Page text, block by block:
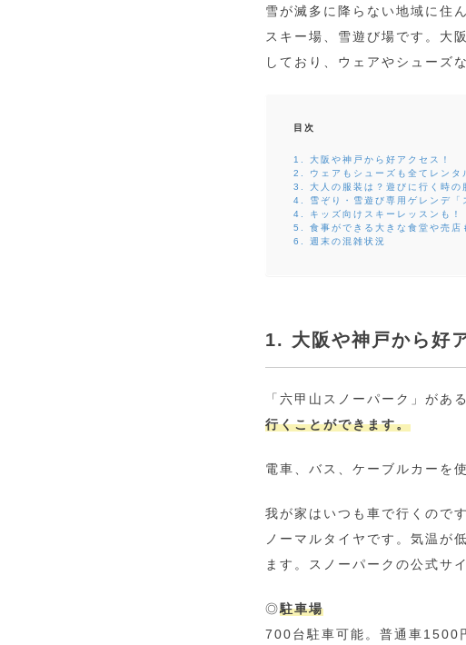
雪が滅多に降らない地域に住
スキー場、雪遊び場です。大
しており、ウェアやシューズ
目次
1. 大阪や神戸から好アクセス！
2. ウェアもシューズも全てレンタ
3. 大人の服装は？遊びに行く時の
4. 雪ぞり・雪遊び専用ゲレンデ「
4. キッズ向けスキーレッスンも！
5. 食事ができる大きな食堂や売店
6. 週末の混雑状況
1. 大阪や神戸から好
「六甲山スノーパーク」があ
行くことができます。
電車、バス、ケーブルカーを
我が家はいつも車で行くので
ノーマルタイヤです。気温が
ます。スノーパークの公式サ
◎駐車場
700台駐車可能。普通車1500